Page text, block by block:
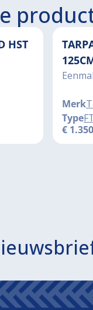
HST
Merk
Type
€